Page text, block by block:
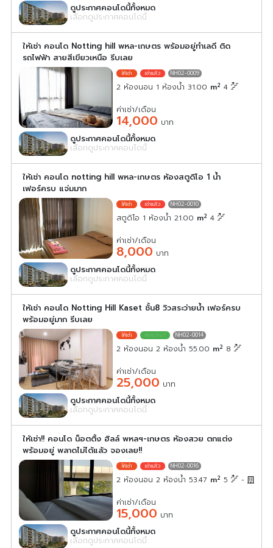
ดูประกาศคอนโดนี้ทั้งหมด
เลือกดูประกาศคอนโดนี้
ให้เช่า คอนโด Notting hill พหล-เกษตร พร้อมอยู่ทำเลดี ติด
รถไฟฟ้า สายสีเขียวเหนือ รีบเลย
NH02-0009
2 ห้องนอน 1 ห้องน้ำ 31.00 m2 4
ค่าเช่า/เดือน
14,000 บาท
ดูประกาศคอนโดนี้ทั้งหมด
เลือกดูประกาศคอนโดนี้
ให้เช่า คอนโด notting hill พหล-เกษตร ห้องสตูดิโอ 1 น้ำ
เฟอร์ครบ แจ่มมาก
NH02-0010
สตูดิโอ 1 ห้องน้ำ 21.00 m2 4
ค่าเช่า/เดือน
8,000 บาท
ดูประกาศคอนโดนี้ทั้งหมด
เลือกดูประกาศคอนโดนี้
ให้เช่า คอนโด Notting Hill Kaset ชั้น8 วิวสระว่ายน้ำ เฟอร์ครบ
พร้อมอยู่มาก รีบเลย
NH02-0014
2 ห้องนอน 2 ห้องน้ำ 55.00 m2 8
ค่าเช่า/เดือน
25,000 บาท
ดูประกาศคอนโดนี้ทั้งหมด
เลือกดูประกาศคอนโดนี้
ให้เช่า!! คอนโด น็อตติ้ง ฮิลล์ พหลฯ-เกษตร ห้องสวย ตกแต่ง
พร้อมอยู่ พลาดไม่ได้แล้ว จองเลย!!
NH02-0016
2 ห้องนอน 2 ห้องน้ำ 53.47 m2 5 -
ค่าเช่า/เดือน
15,000 บาท
ดูประกาศคอนโดนี้ทั้งหมด
เลือกดูประกาศคอนโดนี้